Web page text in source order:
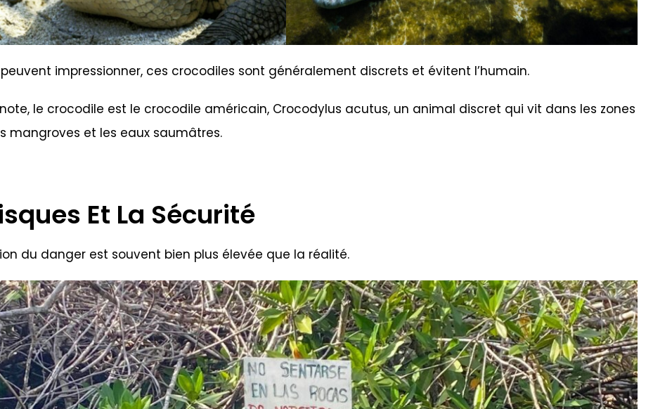
peuvent impressionner, ces crocodiles sont généralement discrets et évitent l’humain.
le crocodile est le crocodile américain, Crocodylus acutus, un animal discret qui vit dans les zones
mangroves et les eaux saumâtres.
Et La Sécurité
du danger est souvent bien plus élevée que la réalité.